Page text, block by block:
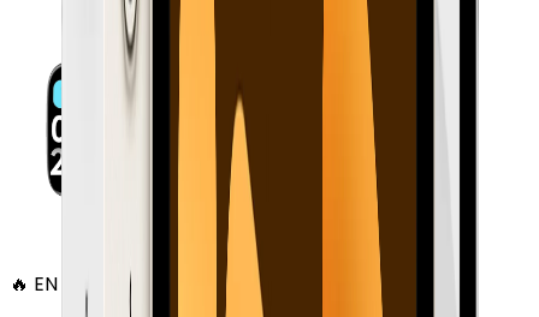
🔥 EN ÇOK SATAN